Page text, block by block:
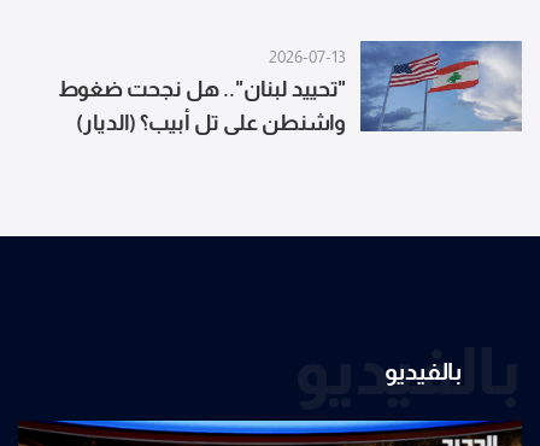
الأحمر ونعتبر تحركاته هدفا لقواتنا
2026-07-13
"تحييد لبنان".. هل نجحت ضغوط
واشنطن على تل أبيب؟ (الديار)
بالفيديو
بالفيديو